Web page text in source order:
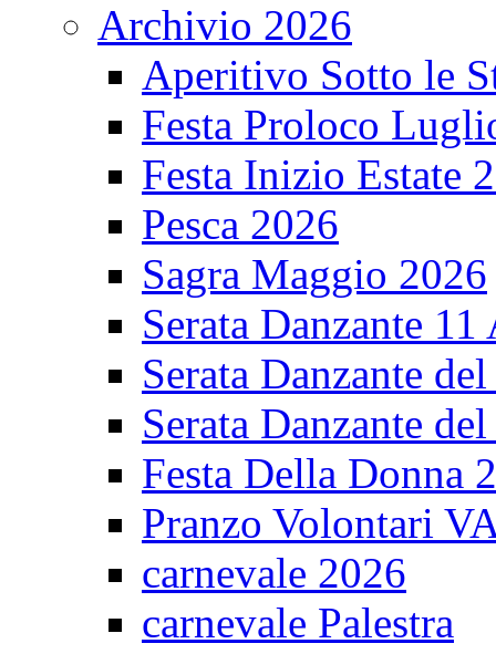
Archivio 2026
Aperitivo Sotto le
Festa Proloco
Festa Inizio Estate
Pesca 2026
Sagra Maggio 2026
Serata Danzante
Serata Danzante
Serata Danzante
Festa Della Donna
Pranzo Volontari
carnevale 2026
carnevale Palestra